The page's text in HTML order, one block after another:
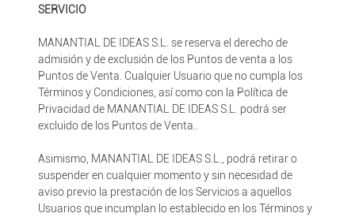
SERVICIO
MANANTIAL DE IDEAS S.L. se reserva el derecho de
admisión y de exclusión de los Puntos de venta a los
Puntos de Venta. Cualquier Usuario que no cumpla los
Términos y Condiciones, así como con la Política de
Privacidad de MANANTIAL DE IDEAS S.L. podrá ser
excluido de los Puntos de Venta..
Asimismo, MANANTIAL DE IDEAS S.L., podrá retirar o
suspender en cualquier momento y sin necesidad de
aviso previo la prestación de los Servicios a aquellos
Usuarios que incumplan lo establecido en los Términos y